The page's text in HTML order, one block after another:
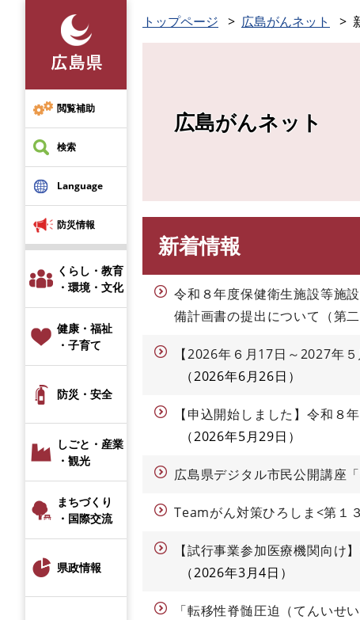
先
頭
で
す
閲覧補助
検索
Language
防災情報
くらし・教育
・環境・文化
健康・福祉
・子育て
防災・安全
しごと・産業
・観光
まちづくり
・国際交流
県政情報
トップページ 広島がんネット
広島がんネット
新着情報
令和８年度保健衛生施設等施
備計画書の提出について（第二
【2026年６月17日～2027年
2026年6月26日
【申込開始しました】令和８
2026年5月29日
広島県デジタル市民公開講座
Teamがん対策ひろしま<第１
【試行事業参加医療機関向け
2026年3月4日
「転移性脊髄圧迫（てんいせ